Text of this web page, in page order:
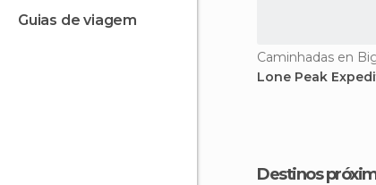
guias de viagem
Caminhadas en
Lone Peak
Destinos